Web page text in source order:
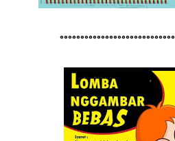
°°°°°°°°°°°°°°°°°°°°°°°°°°°°